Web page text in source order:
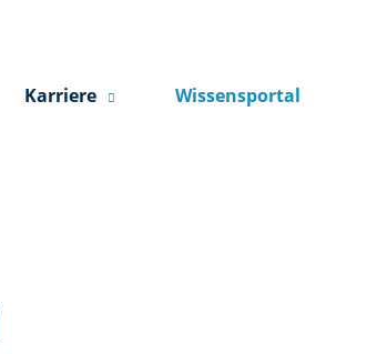
Karriere Wissensportal